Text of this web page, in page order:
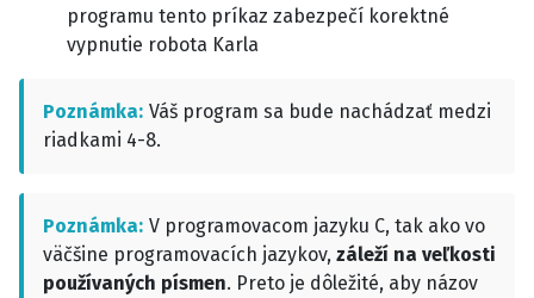
programu tento príkaz zabezpečí korektné
vypnutie robota Karla
Poznámka Váš program sa bude nachádzať medzi
riadkami 4-8.
Poznámka V programovacom jazyku C, tak ako vo
väčšine programovacích jazykov, záleží na veľkosti
používaných písmen. Preto je dôležité, aby názov